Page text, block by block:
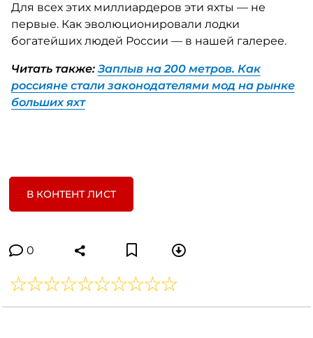
Для всех этих миллиардеров эти яхты — не
первые. Как эволюционировали лодки
богатейших людей России — в нашей галерее.
Читать также: Заплыв на 200 метров. Как
россияне стали законодателями мод на рынке
больших яхт
В КОНТЕНТ ЛИСТ
0